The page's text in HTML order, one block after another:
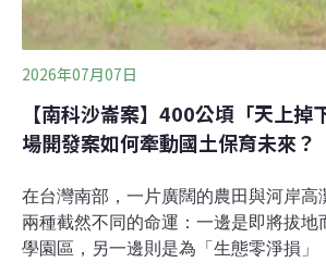
2026年07月07日
【南科沙崙案】400公頃「天上掉
場開發案如何牽動國土保育未來？
在台灣南部，一片廣闊的農田與河岸高
兩種截然不同的命運：一邊是即將拔地
學園區，另一邊則是為「生態零淨損」